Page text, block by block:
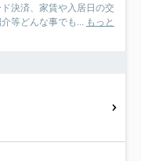
決済、家賃や入居日の交
等どんな事でも... もっと